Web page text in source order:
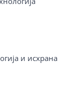
и исхрана